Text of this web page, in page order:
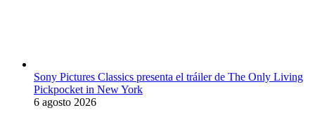
Sony Pictures Classics presenta el tráiler de The Only Living
Pickpocket in New York
6 agosto 2026